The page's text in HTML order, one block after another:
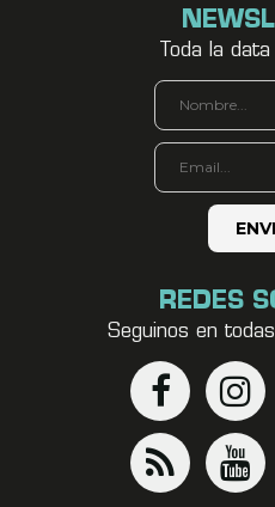
Toda la
REDES
Seguinos en